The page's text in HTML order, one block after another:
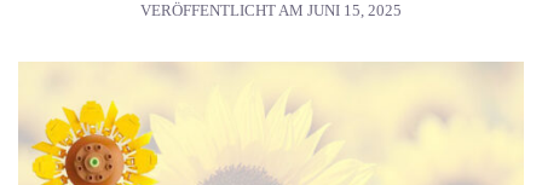
VERÖFFENTLICHT AM JUNI 15, 2025